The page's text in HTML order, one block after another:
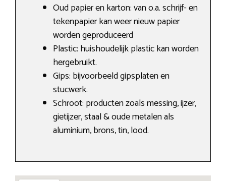
Oud papier en karton: van o.a. schrijf- en
tekenpapier kan weer nieuw papier
worden geproduceerd
Plastic: huishoudelijk plastic kan worden
hergebruikt.
Gips: bijvoorbeeld gipsplaten en
stucwerk.
Schroot: producten zoals messing, ijzer,
gietijzer, staal & oude metalen als
aluminium, brons, tin, lood.